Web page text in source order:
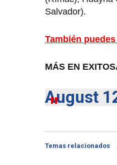
Salvador).
También
MÁS EN
August
Temas relacionados